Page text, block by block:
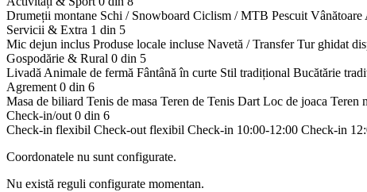
Drumeții montane Schi / Snowboard Ciclism / MTB Pescuit Vânătoare
Servicii & Extra 1 din 5
Mic dejun inclus Produse locale incluse Navetă / Transfer Tur ghidat
Gospodărie & Rural 0 din 5
Livadă Animale de fermă Fântână în curte Stil tradițional Bucătărie
Agrement 0 din 6
Masa de biliard Tenis de masa Teren de Tenis Dart Loc de joaca Teren
Check-in/out 0 din 6
Check-in flexibil Check-out flexibil Check-in 10:00-12:00 Check-in
Coordonatele nu sunt configurate.
Nu există reguli configurate momentan.